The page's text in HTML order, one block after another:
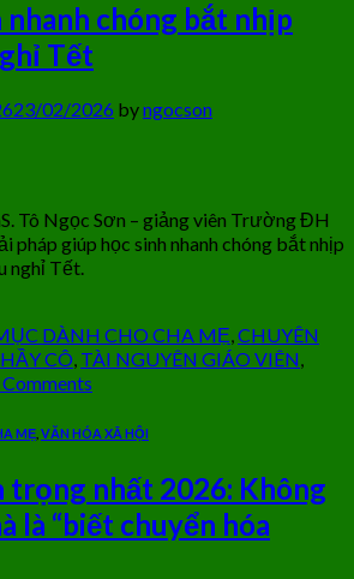
nhanh chóng bắt nhịp
Tết
23/02/2026 byngocson
Tô Ngọc Sơn – giảng viên Trường ĐH
pháp giúp học sinh nhanh chóng bắt nhịp
nghỉ Tết.
DÀNH CHO CHA MẸ,CHUYÊN
CÔ, TÀI NGUYÊN GIÁO VIÊN,
Comments
MẸ VĂN HÓA XÃ HỘI
trọng nhất 2026: Không
là “biết chuyển hóa